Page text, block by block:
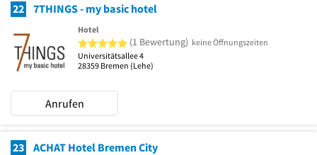
22 7THINGS - my basic hotel
Hotel
5 von 5 Sternen
(1 Bewertung) keine Öffnungszeiten
Universitätsallee 4
28359 Bremen (Lehe)
Anrufen
23 ACHAT Hotel Bremen City